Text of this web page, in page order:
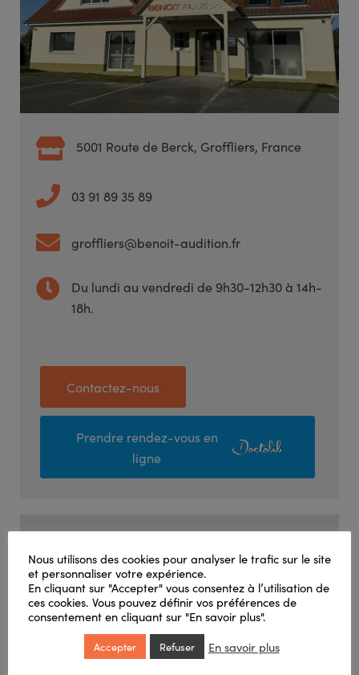
5001 Route de Berck, Groffliers, France
03 91 89 35 89
groffliers@benoit-audition.fr
Du lundi au vendredi de 9h30-12h30 à 14h-
18h.
Contactez-nous
Prendre rendez-vous en
ligne
Nous utilisons des cookies pour analyser le trafic sur le site
et personnaliser votre expérience.
En cliquant sur "Accepter" vous consentez à l’utilisation de
ces cookies. Vous pouvez définir vos préférences de
consentement en cliquant sur "En savoir plus".
Accepter Refuser En savoir plus